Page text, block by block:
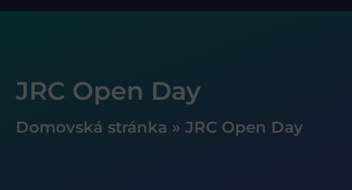
JRC Open Day
Domovská stránka » JRC Open Day